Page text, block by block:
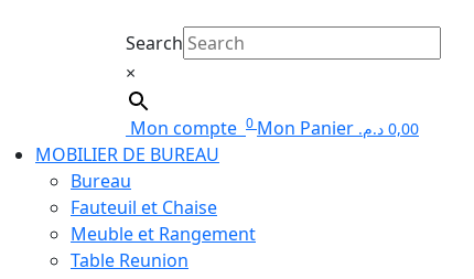
Search
×
Mon compte 0 Mon Panier 0,00 د.م.
MOBILIER DE BUREAU
Bureau
Fauteuil et Chaise
Meuble et Rangement
Table Reunion